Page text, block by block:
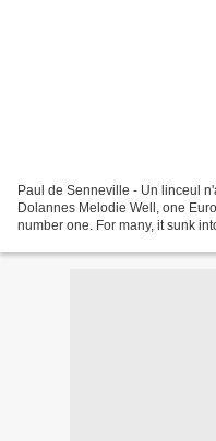
Paul de Senneville - Un linceul
Dolannes Melodie Well, one
number one. For many, it sunk